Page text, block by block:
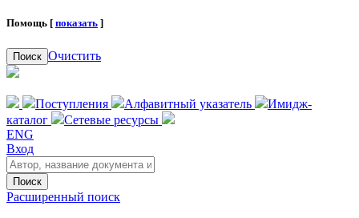
Помощь [ показать ]
Поиск Очистить
Поступления Алфавитный указатель
Имидж-
каталог
Сетевые ресурсы
ENG
Вход
Поиск
Расширенный поиск